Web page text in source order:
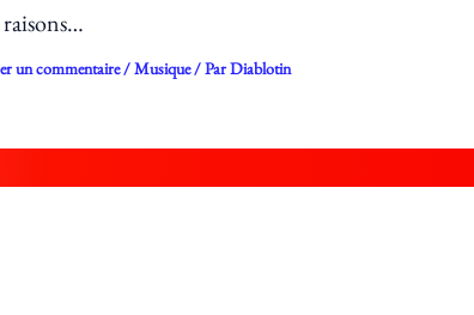
raisons…
un commentaire/Musique/ ParDiablotin